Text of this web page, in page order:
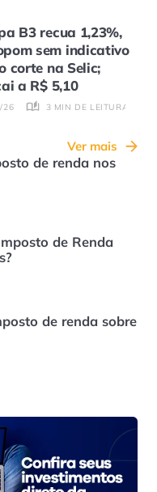
B3 recua 1,23%,
sem indicativo
corte na Selic;
a R$ 5,10
26 3 MIN DE LEITURA
Ver mais
de renda nos
de Renda
de renda sobre